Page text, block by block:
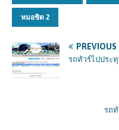
หมอชิต 2
PREVIOUS
รถทัวร์ไปประ
รถ